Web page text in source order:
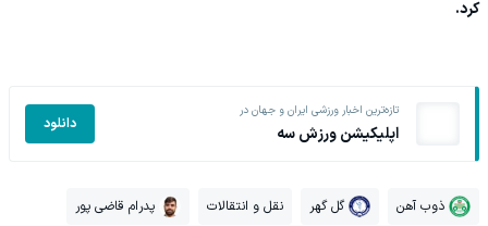
کرد.
تازه‌ترین اخبار ورزشی ایران و جهان در
اپلیکیشن ورزش سه دانلود
ذوب آهن گل گهر نقل و انتقالات پدرام قاضی پور